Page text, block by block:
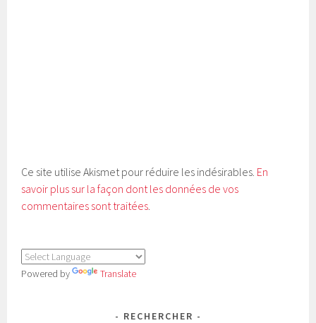
Ce site utilise Akismet pour réduire les indésirables. En
savoir plus sur la façon dont les données de vos
commentaires sont traitées.
Powered by Translate
RECHERCHER